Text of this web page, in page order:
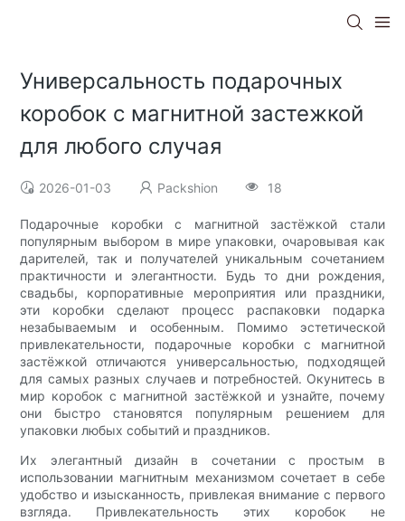
Универсальность подарочных
коробок с магнитной застежкой
для любого случая
2026-01-03 Packshion 18
Подарочные коробки с магнитной застёжкой стали
популярным выбором в мире упаковки, очаровывая как
дарителей, так и получателей уникальным сочетанием
практичности и элегантности. Будь то дни рождения,
свадьбы, корпоративные мероприятия или праздники,
эти коробки сделают процесс распаковки подарка
незабываемым и особенным. Помимо эстетической
привлекательности, подарочные коробки с магнитной
застёжкой отличаются универсальностью, подходящей
для самых разных случаев и потребностей. Окунитесь в
мир коробок с магнитной застёжкой и узнайте, почему
они быстро становятся популярным решением для
упаковки любых событий и праздников.
Их элегантный дизайн в сочетании с простым в
использовании магнитным механизмом сочетает в себе
удобство и изысканность, привлекая внимание с первого
взгляда. Привлекательность этих коробок не